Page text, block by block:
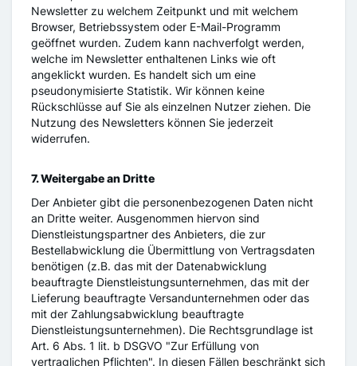
Newsletter zu welchem Zeitpunkt und mit welchem
Browser, Betriebssystem oder E-Mail-Programm
geöffnet wurden. Zudem kann nachverfolgt werden,
welche im Newsletter enthaltenen Links wie oft
angeklickt wurden. Es handelt sich um eine
pseudonymisierte Statistik. Wir können keine
Rückschlüsse auf Sie als einzelnen Nutzer ziehen. Die
Nutzung des Newsletters können Sie jederzeit
widerrufen.
7. Weitergabe an Dritte
Der Anbieter gibt die personenbezogenen Daten nicht
an Dritte weiter. Ausgenommen hiervon sind
Dienstleistungspartner des Anbieters, die zur
Bestellabwicklung die Übermittlung von Vertragsdaten
benötigen (z.B. das mit der Datenabwicklung
beauftragte Dienstleistungsunternehmen, das mit der
Lieferung beauftragte Versandunternehmen oder das
mit der Zahlungsabwicklung beauftragte
Dienstleistungsunternehmen). Die Rechtsgrundlage ist
Art. 6 Abs. 1 lit. b DSGVO "Zur Erfüllung von
vertraglichen Pflichten". In diesen Fällen beschränkt sich